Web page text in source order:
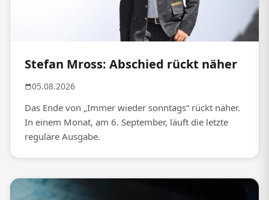
Stefan Mross: Abschied rückt näher
05.08.2026
Das Ende von „Immer wieder sonntags“ rückt näher.
In einem Monat, am 6. September, läuft die letzte
reguläre Ausgabe.